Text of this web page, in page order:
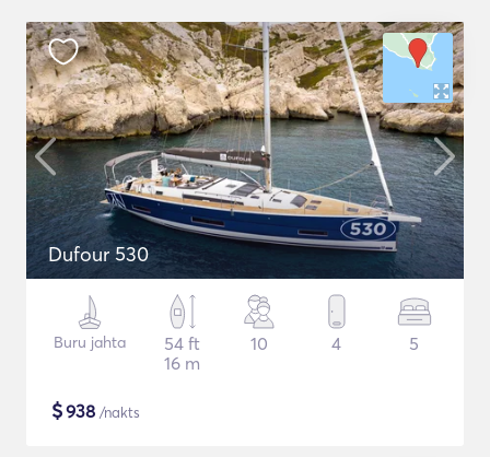
Dufour 530
Buru jahta
54 ft
16 m
10 4 5
$938 /nakts